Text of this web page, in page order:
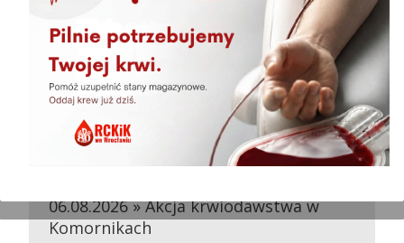
07.08.2026 » Harmonogram akcji
wyjazdowych
07.08.2026 » Akcja krwiodawstwa w
Jelczu Laskowicach
06.08.2026 » Akcja krwiodawstwa w
Komornikach